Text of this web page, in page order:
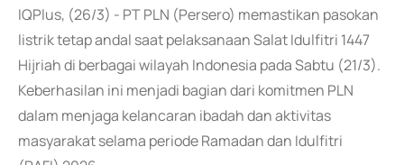
IQPlus, (26/3) - PT PLN (Persero) memastikan pasokan
listrik tetap andal saat pelaksanaan Salat Idulfitri 1447
Hijriah di berbagai wilayah Indonesia pada Sabtu (21/3).
Keberhasilan ini menjadi bagian dari komitmen PLN
dalam menjaga kelancaran ibadah dan aktivitas
masyarakat selama periode Ramadan dan Idulfitri